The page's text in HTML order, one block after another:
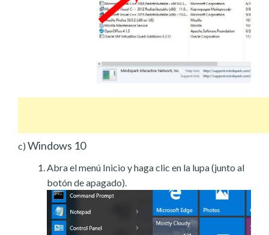
c) Windows 10
Abra el menú Inicio y haga clic en la lupa (junto al
botón de apagado).